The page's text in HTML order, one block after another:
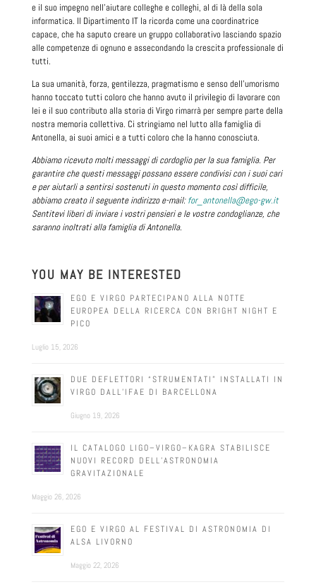
e il suo impegno nell’aiutare colleghe e colleghi, al di là della sola
informatica. Il Dipartimento IT la ricorda come una coordinatrice
capace, che ha saputo creare un gruppo collaborativo lasciando spazio
alle competenze di ognuno e assecondando la crescita professionale di
tutti.
La sua umanità, forza, gentilezza, pragmatismo e senso dell'umorismo
hanno toccato tutti coloro che hanno avuto il privilegio di lavorare con
lei e il suo contributo alla storia di Virgo rimarrà per sempre parte della
nostra memoria collettiva. Ci stringiamo nel lutto alla famiglia di
Antonella, ai suoi amici e a tutti coloro che la hanno conosciuta.
Abbiamo ricevuto molti messaggi di cordoglio per la sua famiglia. Per
garantire che questi messaggi possano essere condivisi con i suoi cari
e per aiutarli a sentirsi sostenuti in questo momento così difficile,
abbiamo creato il seguente indirizzo e-mail:for_antonella@ego-gw.it
Sentitevi liberi di inviare i vostri pensieri e le vostre condoglianze, che
saranno inoltrati alla famiglia di Antonella.
YOU MAY BE INTERESTED
EGO E VIRGO PARTECIPANO ALLA NOTTE
EUROPEA DELLA RICERCA CON BRIGHT NIGHT E
PICO
Luglio 15, 2026
DUE DEFLETTORI “STRUMENTATI” INSTALLATI IN
VIRGO DALL’IFAE DI BARCELLONA
Giugno 19, 2026
IL CATALOGO LIGO–VIRGO–KAGRA STABILISCE
NUOVI RECORD DELL’ASTRONOMIA
GRAVITAZIONALE
Maggio 26, 2026
EGO E VIRGO AL FESTIVAL DI ASTRONOMIA DI
ALSA LIVORNO
Maggio 22, 2026